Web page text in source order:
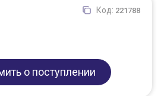
Код: 221788
о поступлении